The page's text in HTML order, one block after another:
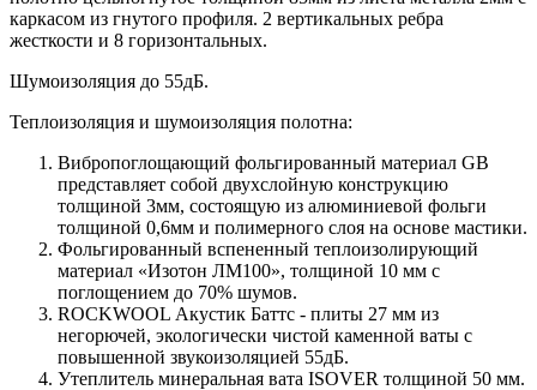
каркасом из гнутого профиля. 2 вертикальных ребра
жесткости и 8 горизонтальных.
Шумоизоляция до 55дБ.
Теплоизоляция и шумоизоляция полотна:
Вибропоглощающий фольгированный материал GB
представляет собой двухслойную конструкцию
толщиной 3мм, состоящую из алюминиевой фольги
толщиной 0,6мм и полимерного слоя на основе мастики.
Фольгированный вспененный теплоизолирующий
материал «Изотон ЛМ100», толщиной 10 мм с
поглощением до 70% шумов.
ROCKWOOL Акустик Баттс - плиты 27 мм из
негорючей, экологически чистой каменной ваты с
повышенной звукоизоляцией 55дБ.
Утеплитель минеральная вата ISOVER толщиной 50 мм.